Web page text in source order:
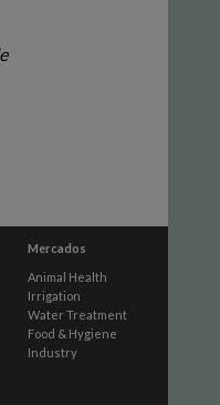
Mercados
Animal Health
Irrigation
Water Treatment
Food & Hygiene
Industry